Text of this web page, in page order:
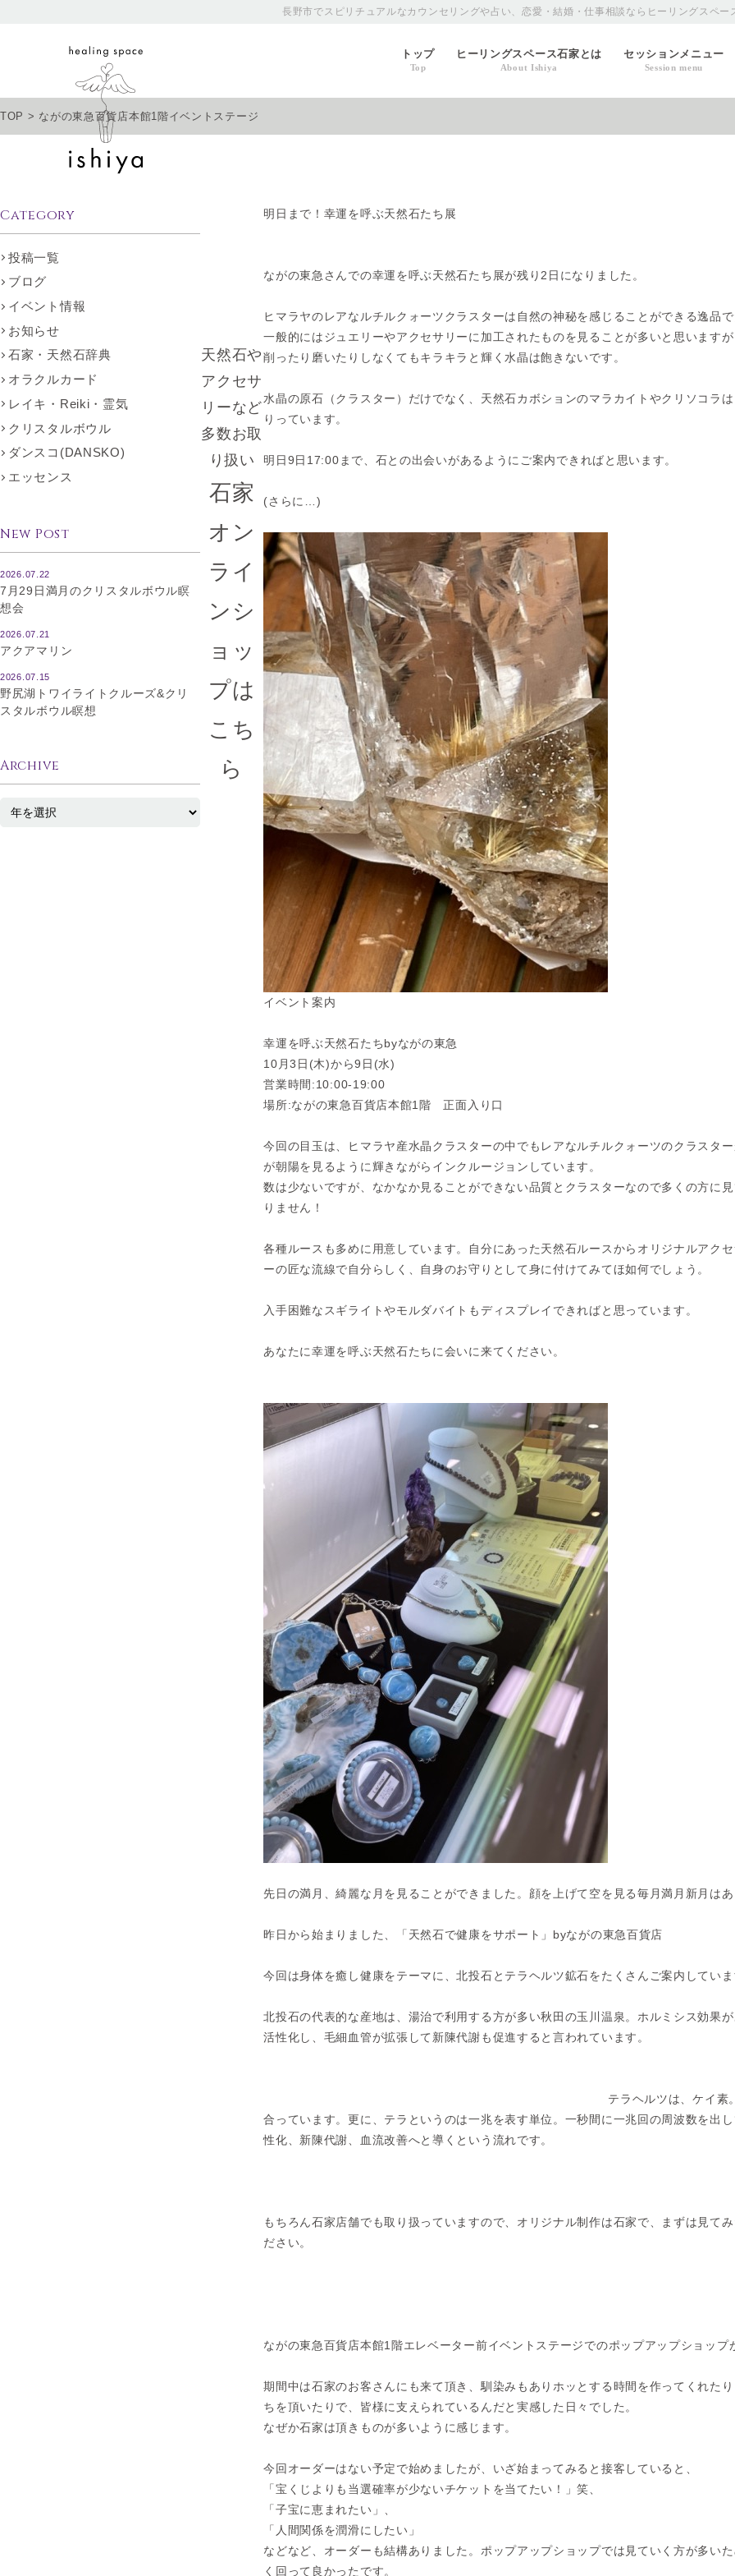
長野市でスピリチュアルなカウンセリングや占い、恋愛・結婚・仕事相談ならヒーリングスペー
トップ
Top
ヒーリングスペース石家とは
About Ishiya
セッションメニュー
Session menu
TOP > ながの東急百貨店本館1階イベントステージ
明日まで！幸運を呼ぶ天然石たち展
ながの東急さんでの幸運を呼ぶ天然石たち展が残り2日になりました。
ヒマラヤのレアなルチルクォーツクラスターは自然の神秘を感じることができる逸品で
一般的にはジュエリーやアクセサリーに加工されたものを見ることが多いと思います
削ったり磨いたりしなくてもキラキラと輝く水晶は飽きないです。
水晶の原石（クラスター）だけでなく、天然石カボションのマラカイトやクリソコラ
りっています。
明日9日17:00まで、石との出会いがあるようにご案内できればと思います。
(さらに…)
イベント案内
幸運を呼ぶ天然石たちbyながの東急
10月3日(木)から9日(水)
営業時間:10:00-19:00
場所:ながの東急百貨店本館1階 正面入り口
今回の目玉は、ヒマラヤ産水晶クラスターの中でもレアなルチルクォーツのクラスタ
が朝陽を見るように輝きながらインクルージョンしています。
数は少ないですが、なかなか見ることができない品質とクラスターなので多くの方に
りません！
各種ルースも多めに用意しています。自分にあった天然石ルースからオリジナルアク
ーの匠な流線で自分らしく、自身のお守りとして身に付けてみてほ如何でしょう。
入手困難なスギライトやモルダバイトもディスプレイできればと思っています。
あなたに幸運を呼ぶ天然石たちに会いに来てください。
先日の満月、綺麗な月を見ることができました。顔を上げて空を見る毎月満月新月は
昨日から始まりました、「天然石で健康をサポート」 byながの東急百貨店
今回は身体を癒し健康をテーマに、北投石とテラヘルツ鉱石をたくさんご案内していま
北投石の代表的な産地は、湯治で利用する方が多い秋田の玉川温泉。ホルミシス効果
活性化し、毛細血管が拡張して新陳代謝も促進すると言われています。
テラヘルツは、ケイ素
合っています。更に、テラというのは一兆を表す単位。一秒間に一兆回の周波数を出
性化、新陳代謝、血流改善へと導くという流れです。
もちろん石家店舗でも取り扱っていますので、オリジナル制作は石家で、まずは見て
ださい。
ながの東急百貨店本館1階エレベーター前イベントステージでのポップアップショップ
期間中は石家のお客さんにも来て頂き、馴染みもありホッとする時間を作ってくれた
ちを頂いたりで、皆様に支えられているんだと実感した日々でした。
なぜか石家は頂きものが多いように感じます。
今回オーダーはない予定で始めましたが、いざ始まってみると接客していると、
「宝くじよりも当選確率が少ないチケットを当てたい！」笑、
「子宝に恵まれたい」、
「人間関係を潤滑にしたい」
などなど、オーダーも結構ありました。ポップアップショップでは見ていく方が多い
く回って良かったです。
Category
投稿一覧
ブログ
イベント情報
お知らせ
石家・天然石辞典
オラクルカード
レイキ・Reiki・霊気
クリスタルボウル
ダンスコ(DANSKO)
エッセンス
New Post
2026.07.22
7月29日満月のクリスタルボウル瞑
想会
2026.07.21
アクアマリン
2026.07.15
野尻湖トワイライトクルーズ&クリ
スタルボウル瞑想
Archive
天然石や
アクセサ
リーなど
多数お取
り扱い
石家
オン
ライ
ンシ
ョッ
プは
こち
ら